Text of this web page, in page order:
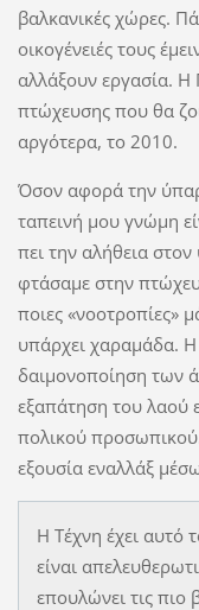
βαλκανικές χώρες.
οικογένειές τους
αλλάξουν εργασία. Η
πτώχευσης που θα
αργότερα, το 2010.
Όσον αφορά την
ταπεινή μου γνώμη
πει την αλήθεια
φτάσαμε στην
ποιες «νοοτροπίες»
υπάρχει χαραμάδα.
δαιμονοποίηση των
εξαπάτηση του λαού
πολικού
εξουσία εναλλάξ
Η Τέχνη έχει αυτό
είναι
επουλώνει τις πιο